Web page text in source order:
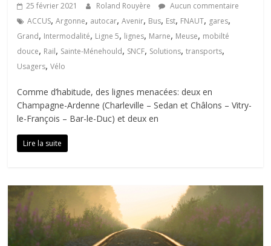
25 février 2021 Roland Rouyère
Aucun commentaire
ACCUS,Argonne, autocar,Avenir, Bus, Est, FNAUT, gares,
Grand, Intermodalité, Ligne 5, lignes, Marne, Meuse, mobilté
douce, Rail, Sainte-Ménehould, SNCF, Solutions,transports,
Usagers,Vélo
Comme d’habitude, des lignes menacées: deux en
Champagne-Ardenne (Charleville – Sedan et Châlons – Vitry-
le-François – Bar-le-Duc) et deux en
Lire la suite